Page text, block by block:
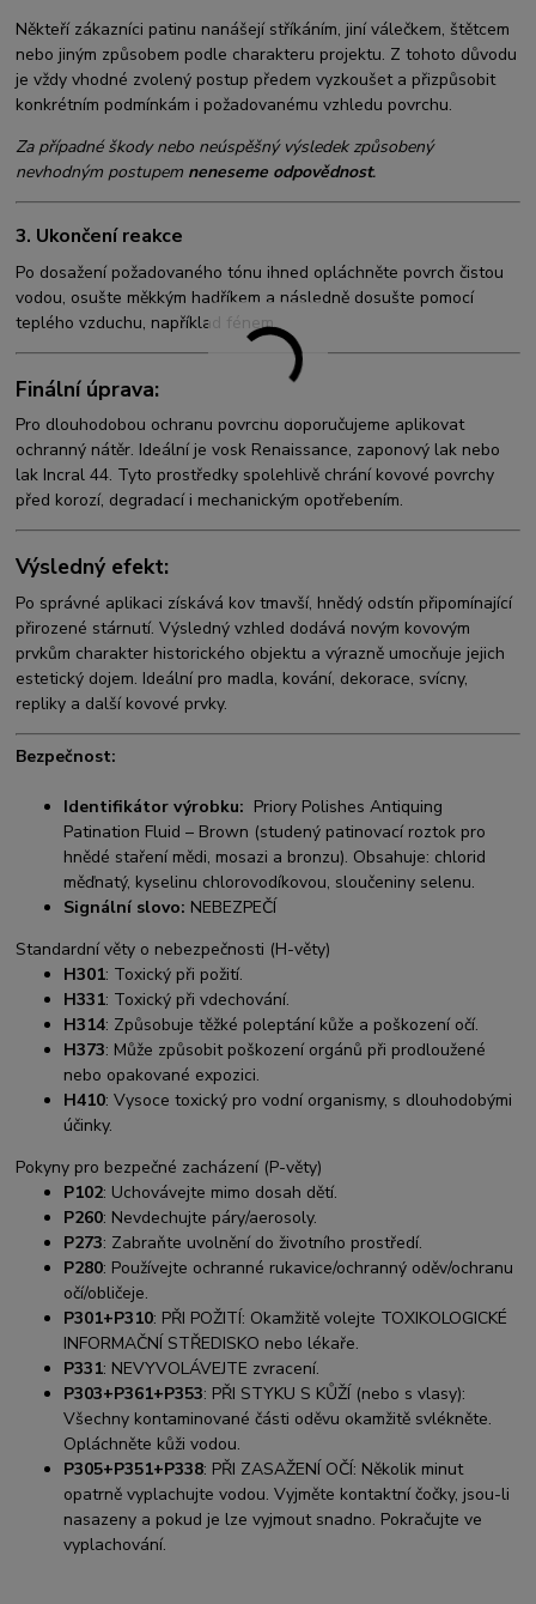
Někteří zákazníci patinu nanášejí stříkáním, jiní válečkem, štětcem
nebo jiným způsobem podle charakteru projektu. Z tohoto důvodu
je vždy vhodné zvolený postup předem vyzkoušet a přizpůsobit
konkrétním podmínkám i požadovanému vzhledu povrchu.
Za případné škody nebo neúspěšný výsledek způsobený
nevhodným postupem neneseme odpovědnost.
3. Ukončení reakce
Po dosažení požadovaného tónu ihned opláchněte povrch čistou
vodou, osušte měkkým hadříkem a následně dosušte pomocí
teplého vzduchu, například fénem.
Finální úprava:
Pro dlouhodobou ochranu povrchu doporučujeme aplikovat
ochranný nátěr. Ideální je vosk Renaissance, zaponový lak nebo
lak Incral 44. Tyto prostředky spolehlivě chrání kovové povrchy
před korozí, degradací i mechanickým opotřebením.
Výsledný efekt:
Po správné aplikaci získává kov tmavší, hnědý odstín připomínající
přirozené stárnutí. Výsledný vzhled dodává novým kovovým
prvkům charakter historického objektu a výrazně umocňuje jejich
estetický dojem. Ideální pro madla, kování, dekorace, svícny,
repliky a další kovové prvky.
Bezpečnost:
Identifikátor výrobku: Priory Polishes Antiquing
Patination Fluid – Brown (studený patinovací roztok pro
hnědé staření mědi, mosazi a bronzu). Obsahuje: chlorid
měďnatý, kyselinu chlorovodíkovou, sloučeniny selenu.
Signální slovo: NEBEZPEČÍ
Standardní věty o nebezpečnosti (H-věty)
H301: Toxický při požití.
H331: Toxický při vdechování.
H314: Způsobuje těžké poleptání kůže a poškození očí.
H373: Může způsobit poškození orgánů při prodloužené
nebo opakované expozici.
H410: Vysoce toxický pro vodní organismy, s dlouhodobými
účinky.
Pokyny pro bezpečné zacházení (P-věty)
P102: Uchovávejte mimo dosah dětí.
P260: Nevdechujte páry/aerosoly.
P273: Zabraňte uvolnění do životního prostředí.
P280: Používejte ochranné rukavice/ochranný oděv/ochranu
očí/obličeje.
P301+P310: PŘI POŽITÍ: Okamžitě volejte TOXIKOLOGICKÉ
INFORMAČNÍ STŘEDISKO nebo lékaře.
P331: NEVYVOLÁVEJTE zvracení.
P303+P361+P353: PŘI STYKU S KŮŽÍ (nebo s vlasy):
Všechny kontaminované části oděvu okamžitě svlékněte.
Opláchněte kůži vodou.
P305+P351+P338: PŘI ZASAŽENÍ OČÍ: Několik minut
opatrně vyplachujte vodou. Vyjměte kontaktní čočky, jsou-li
nasazeny a pokud je lze vyjmout snadno. Pokračujte ve
vyplachování.